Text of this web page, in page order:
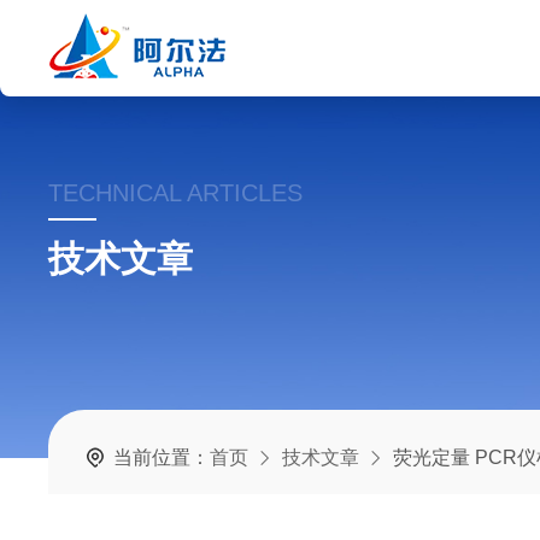
TECHNICAL ARTICLES
技术文章
当前位置：首页 技术文章 荧光定量 PCR